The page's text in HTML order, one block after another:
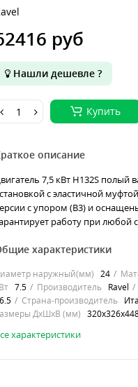
руб
Нашли дешевле ?
Купить
описание
7,5 кВт H132S полый
с эластичной
с упором (B3) и
работу при любой
характеристики
наружный(мм) 24
7.5 Производитель Ravel
Страна-производитель
ДхШхВ (мм)
характеристики